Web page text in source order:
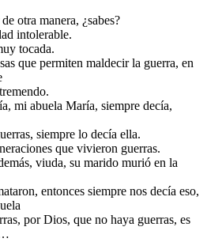
otra manera, ¿sabes?
intolerable.
tocada.
que permiten maldecir la guerra, en
mi abuela María, siempre decía,
siempre lo decía ella.
que vivieron guerras.
viuda, su marido murió en la
entonces siempre nos decía eso,
por Dios, que no haya guerras, es